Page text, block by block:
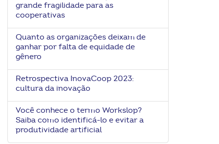
grande fragilidade para as
cooperativas
Quanto as organizações deixam de
ganhar por falta de equidade de
gênero
Retrospectiva InovaCoop 2023:
cultura da inovação
Você conhece o termo Workslop?
Saiba como identificá-lo e evitar a
produtividade artificial